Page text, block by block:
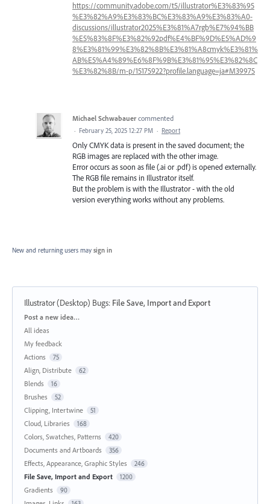
https://community.adobe.com/t5/illustrator%E3%83%95
%E3%82%A9%E3%83%BC%E3%83%A9%E3%83%A0-
discussions/illustrator2025%E3%81%A7rgb%E7%94%BB
%E5%83%8F%E3%82%92pdf%E4%BF%9D%E5%AD%9
8%E3%81%99%E3%82%8B%E3%81%A8cmyk%E3%81%
AB%E5%A4%89%E6%8F%9B%E3%81%95%E3%82%8C
%E3%82%8B/m-p/15175922?profile.language=ja#M39975
Michael Schwabauer commented
· February 25, 2025 12:27 PM · Report
Only CMYK data is present in the saved document; the
RGB images are replaced with the other image.
Error occurs as soon as file (.ai or .pdf) is opened externally.
The RGB file remains in Illustrator itself.
But the problem is with the Illustrator - with the old
version everything works without any problems.
New and returning users may sign in
Illustrator (Desktop) Bugs: File Save, Import and Export
Categories
Post a new idea…
All ideas
My feedback
Actions
75
Align, Distribute 62
Blends 16
Brushes 52
Clipping, Intertwine 51
Cloud, Libraries 168
Colors, Swatches, Patterns 420
Documents and Artboards 356
Effects, Appearance, Graphic Styles 246
File Save, Import and Export 1200
Gradients 90